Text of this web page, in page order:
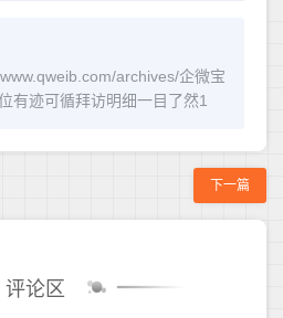
archives/企微宝
有迹可循拜访明细一目了然1
下一篇
评论区